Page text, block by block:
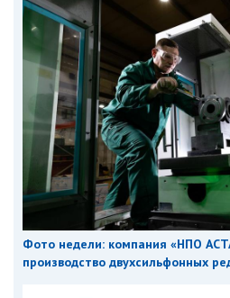
Фото недели: компания «НПО
производство двухсильфонных